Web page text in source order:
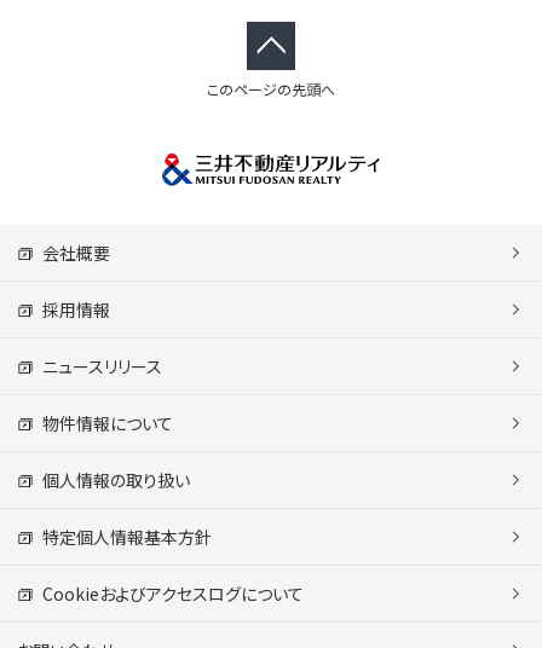
このページの先頭へ
会社概要
採用情報
ニュースリリース
物件情報について
個人情報の取り扱い
特定個人情報基本方針
Cookieおよびアクセスログについて